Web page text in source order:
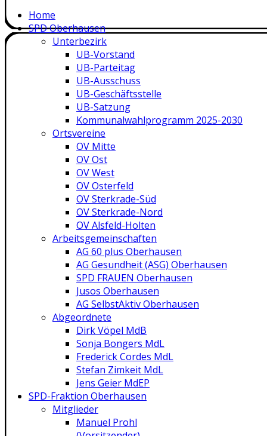
Home
SPD Oberhausen
Unterbezirk
UB-Vorstand
UB-Parteitag
UB-Ausschuss
UB-Geschäftsstelle
UB-Satzung
Kommunalwahlprogramm 2025-2030
Ortsvereine
OV Mitte
OV Ost
OV West
OV Osterfeld
OV Sterkrade-Süd
OV Sterkrade-Nord
OV Alsfeld-Holten
Arbeitsgemeinschaften
AG 60 plus Oberhausen
AG Gesundheit (ASG) Oberhausen
SPD FRAUEN Oberhausen
Jusos Oberhausen
AG SelbstAktiv Oberhausen
Abgeordnete
Dirk Vöpel MdB
Sonja Bongers MdL
Frederick Cordes MdL
Stefan Zimkeit MdL
Jens Geier MdEP
SPD-Fraktion Oberhausen
Mitglieder
Manuel Prohl